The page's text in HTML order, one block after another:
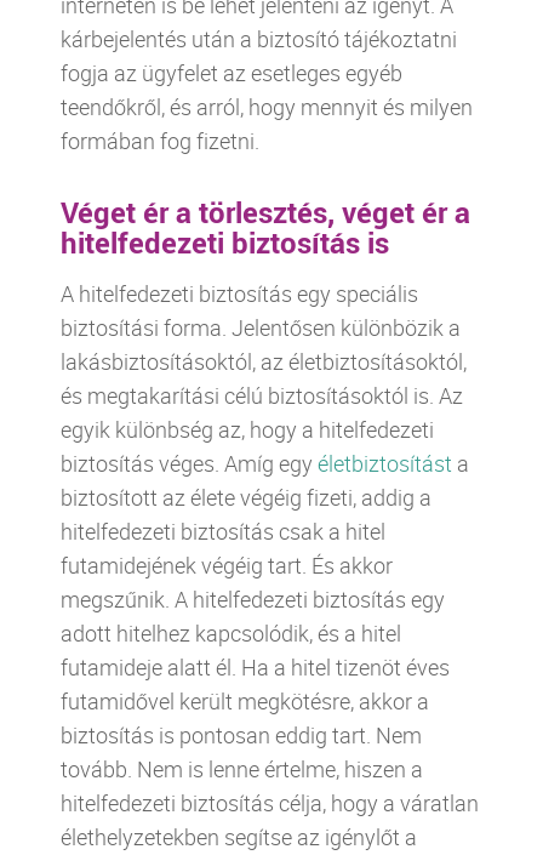
kárbejelentés után a biztosító tájékoztatni
fogja az ügyfelet az esetleges egyéb
teendőkről, és arról, hogy mennyit és milyen
formában fog fizetni.
Véget ér a törlesztés, véget ér a
hitelfedezeti biztosítás is
A hitelfedezeti biztosítás egy speciális
biztosítási forma. Jelentősen különbözik a
lakásbiztosításoktól, az életbiztosításoktól,
és megtakarítási célú biztosításoktól is. Az
egyik különbség az, hogy a hitelfedezeti
biztosítás véges. Amíg egy életbiztosítást a
biztosított az élete végéig fizeti, addig a
hitelfedezeti biztosítás csak a hitel
futamidejének végéig tart. És akkor
megszűnik. A hitelfedezeti biztosítás egy
adott hitelhez kapcsolódik, és a hitel
futamideje alatt él. Ha a hitel tizenöt éves
futamidővel került megkötésre, akkor a
biztosítás is pontosan eddig tart. Nem
tovább. Nem is lenne értelme, hiszen a
hitelfedezeti biztosítás célja, hogy a váratlan
élethelyzetekben segítse az igénylőt a